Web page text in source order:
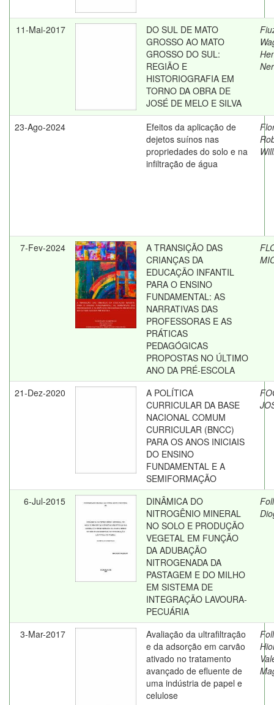
11-Mai-2017
DO SUL DE MATO
GROSSO AO MATO
GROSSO DO SUL:
REGIÃO E
HISTORIOGRAFIA EM
TORNO DA OBRA DE
JOSÉ DE MELO E SILVA
23-Ago-2024
Efeitos da aplicação de
dejetos suínos nas
propriedades do solo e na
infiltração de água
7-Fev-2024
A TRANSIÇÃO DAS
CRIANÇAS DA
EDUCAÇÃO INFANTIL
PARA O ENSINO
FUNDAMENTAL: AS
NARRATIVAS DAS
PROFESSORAS E AS
PRÁTICAS
PEDAGÓGICAS
PROPOSTAS NO ÚLTIMO
ANO DA PRÉ-ESCOLA
21-Dez-2020
A POLÍTICA
CURRICULAR DA BASE
NACIONAL COMUM
CURRICULAR (BNCC)
PARA OS ANOS INICIAIS
DO ENSINO
FUNDAMENTAL E A
SEMIFORMAÇÃO
6-Jul-2015
DINÂMICA DO
NITROGÊNIO MINERAL
NO SOLO E PRODUÇÃO
VEGETAL EM FUNÇÃO
DA ADUBAÇÃO
NITROGENADA DA
PASTAGEM E DO MILHO
EM SISTEMA DE
INTEGRAÇÃO LAVOURA-
PECUÁRIA
3-Mar-2017
Avaliação da ultrafiltração
e da adsorção em carvão
ativado no tratamento
avançado de efluente de
uma indústria de papel e
celulose